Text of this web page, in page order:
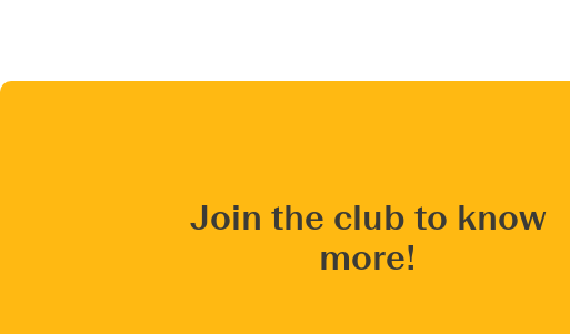
Join the club to know
more!